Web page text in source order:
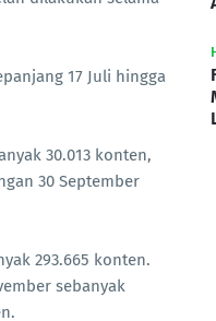
17 Juli hingga
30.013 konten,
30 September
293.665 konten.
sebanyak